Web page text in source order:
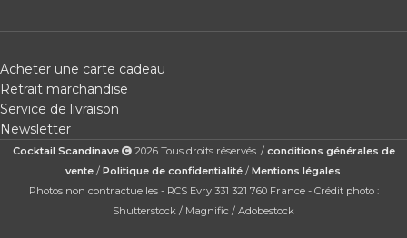
Acheter une carte cadeau
Retrait marchandise
Service de livraison
Newsletter
Cocktail Scandinave 2026 Tous droits réservés. / conditions générales de
vente/ Politique de confidentialité/ Mentions légales.
Photos non contractuelles - RCS Evry 331 321 760 France - Crédit photo :
Shutterstock / Magnific / Adobestock